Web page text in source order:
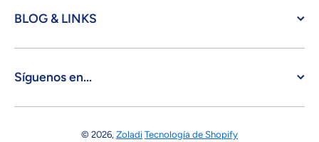
BLOG & LINKS
Síguenos en...
© 2026,Zoladi Tecnología de Shopify